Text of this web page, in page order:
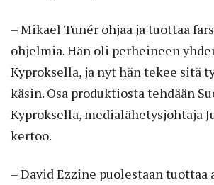
– Mikael Tunér ohjaa ja tuottaa
ohjelmia. Hän oli perheineen
Kyproksella, ja nyt hän tekee sitä
käsin. Osa produktiosta tehdään
Kyproksella, medialähetysjohtaja
kertoo.
– David Ezzine puolestaan